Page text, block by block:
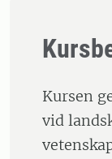
Kursen
vid